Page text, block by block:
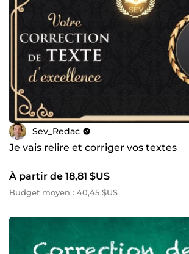
Sev_Redac
Je vais relire et corriger vos textes
À partir de 18,81 $US
Budget moyen : 40,45 $US